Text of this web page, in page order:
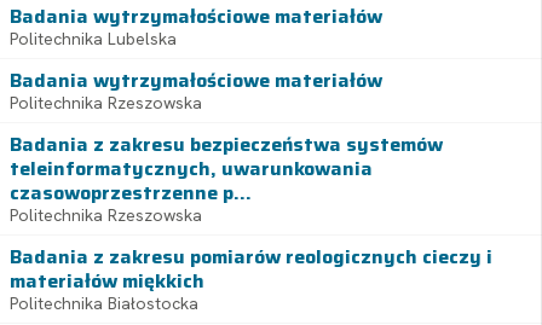
Badania wytrzymałościowe materiałów
Politechnika Lubelska
Badania wytrzymałościowe materiałów
Politechnika Rzeszowska
Badania z zakresu bezpieczeństwa systemów
teleinformatycznych, uwarunkowania
czasowoprzestrzenne p...
Politechnika Rzeszowska
Badania z zakresu pomiarów reologicznych cieczy i
materiałów miękkich
Politechnika Białostocka